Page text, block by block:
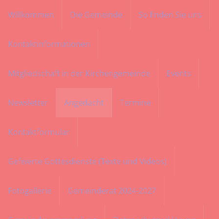
Menü
Willkommen Die Gemeinde So finden Sie uns
Kontaktinformationen
Mitgliedschaft in der Kirchengemeinde Events
Newsletter Angedacht Termine
Kontaktformular
Gefeierte Gottesdienste (Texte und Videos)
Fotogallerie Gemeinderat 2024-2027